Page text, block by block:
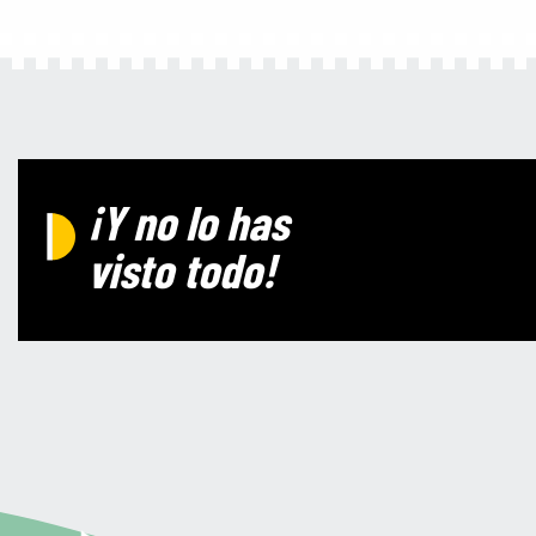
¡Y no lo has
visto todo!